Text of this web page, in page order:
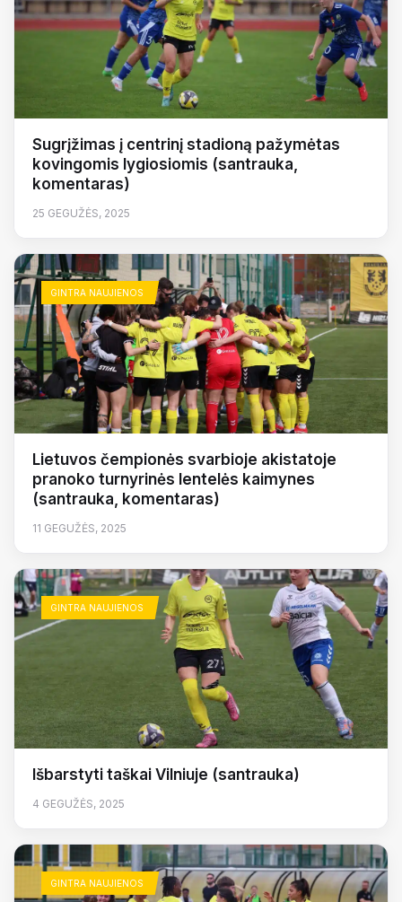
Sugrįžimas į centrinį stadioną pažymėtas
kovingomis lygiosiomis (santrauka,
komentaras)
25 GEGUŽĖS, 2025
GINTRA NAUJIENOS
Lietuvos čempionės svarbioje akistatoje
pranoko turnyrinės lentelės kaimynes
(santrauka, komentaras)
11 GEGUŽĖS, 2025
GINTRA NAUJIENOS
Išbarstyti taškai Vilniuje (santrauka)
4 GEGUŽĖS, 2025
GINTRA NAUJIENOS